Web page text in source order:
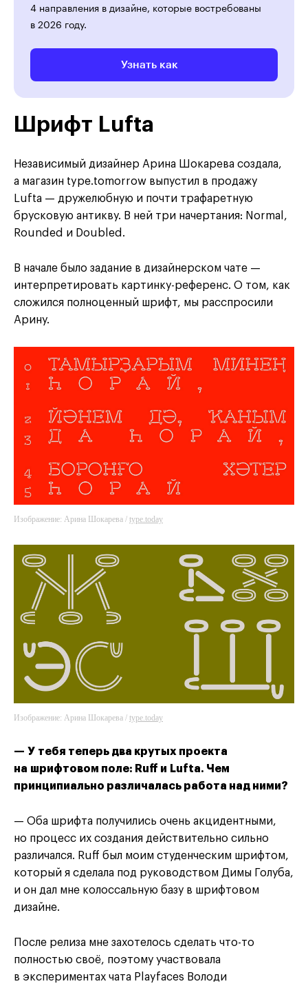
4 направления в дизайне, которые востребованы
в 2026 году.
Узнать как
Шрифт Lufta
Независимый дизайнер Арина Шокарева создала,
а магазин type.tomorrow выпустил в продажу
Lufta — дружелюбную и почти трафаретную
брусковую антикву. В ней три начертания: Normal,
Rounded и Doubled.
В начале было задание в дизайнерском чате —
интерпретировать картинку-референс. О том, как
сложился полноценный шрифт, мы расспросили
Арину.
Изображение: Арина Шокарева / type.today
Изображение: Арина Шокарева / type.today
— У тебя теперь два крутых проекта
на шрифтовом поле: Ruff и Lufta. Чем
принципиально различалась работа над ними?
— Оба шрифта получились очень акцидентными,
но процесс их создания действительно сильно
различался. Ruff был моим студенческим шрифтом,
который я сделала под руководством Димы Голуба,
и он дал мне колоссальную базу в шрифтовом
дизайне.
После релиза мне захотелось сделать что-то
полностью своё, поэтому участвовала
в экспериментах чата Playfaces Володи